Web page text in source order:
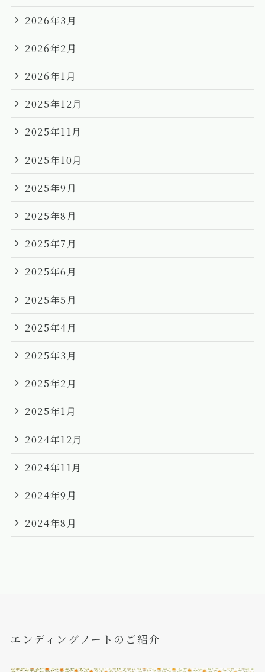
2026年3月
2026年2月
2026年1月
2025年12月
2025年11月
2025年10月
2025年9月
2025年8月
2025年7月
2025年6月
2025年5月
2025年4月
2025年3月
2025年2月
2025年1月
2024年12月
2024年11月
2024年9月
2024年8月
エンディングノートのご紹介